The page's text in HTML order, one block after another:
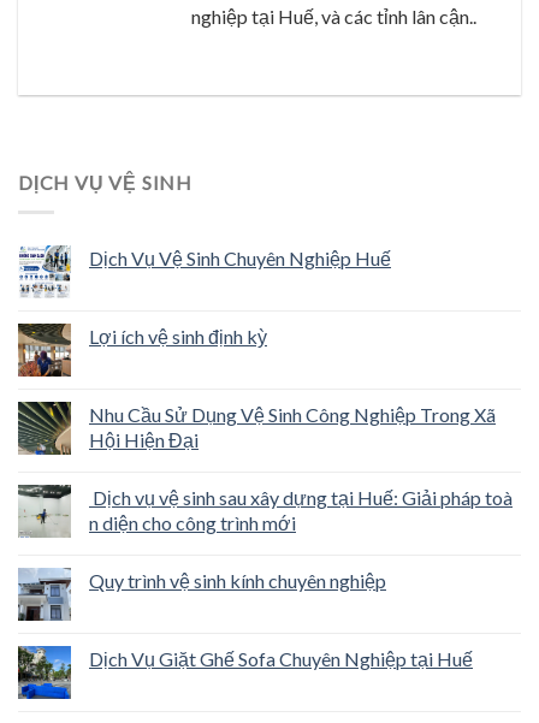
nghiệp tại Huế, và các tỉnh lân cận..
DỊCH VỤ VỆ SINH
Dịch Vụ Vệ Sinh Chuyên Nghiệp Huế
Lợi ích vệ sinh định kỳ
Nhu Cầu Sử Dụng Vệ Sinh Công Nghiệp Trong Xã
Hội Hiện Đại
Dịch vụ vệ sinh sau xây dựng tại Huế: Giải pháp toà
n diện cho công trình mới
Quy trình vệ sinh kính chuyên nghiệp
Dịch Vụ Giặt Ghế Sofa Chuyên Nghiệp tại Huế